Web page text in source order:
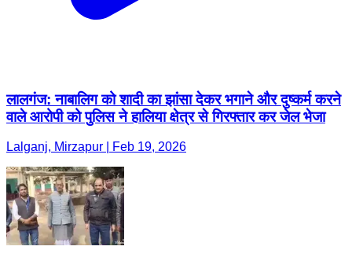
लालगंज: नाबालिग को शादी का झांसा देकर भगाने और दुष्कर्म करने
वाले आरोपी को पुलिस ने हालिया क्षेत्र से गिरफ्तार कर जेल भेजा
Lalganj, Mirzapur | Feb 19, 2026